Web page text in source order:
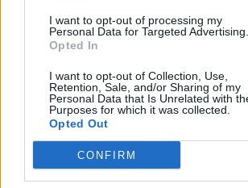
I want to opt-out of processing my
Personal Data for Targeted Advertising.
Opted In
I want to opt-out of Collection, Use,
Retention, Sale, and/or Sharing of my
Personal Data that Is Unrelated with
Purposes for which it was collected.
Opted Out
CONFIRM
Már óvodás és kisiskolás kortól
forintot költenek a szülők
része havonta 5-10 ezer forint körüli összeget
derül ki a Játéksziget bolthálózat tulajdonosa,
eljuttatott kutatásából.